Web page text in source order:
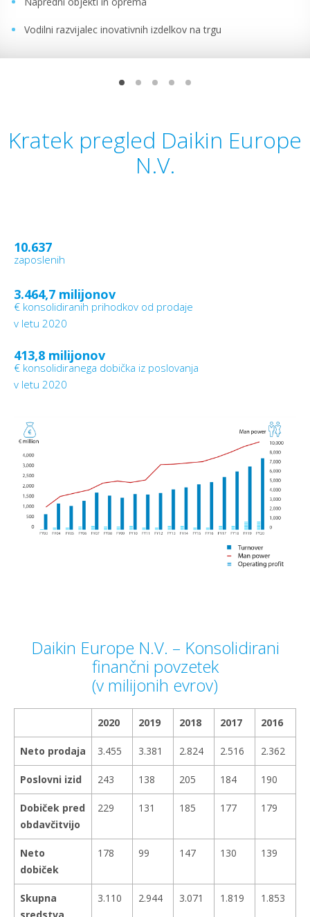
Vodilni razvijalec inovativnih izdelkov na trgu
Kratek pregled Daikin Europe
N.V.
10.637
zaposlenih
3.464,7 milijonov
€ konsolidiranih prihodkov od prodaje
v letu 2020
413,8 milijonov
€ konsolidiranega dobička iz poslovanja
v letu 2020
Daikin Europe N.V. – Konsolidirani
finančni povzetek
(v milijonih evrov)
2020 2019 2018 2017 2016
Neto prodaja 3.455 3.381 2.824 2.516 2.362
Poslovni izid 243 138 205 184 190
Dobiček pred
obdavčitvijo
229 131 185 177 179
Neto
dobiček
178 99 147 130 139
Skupna
3.110 2.944 3.071 1.819 1.853